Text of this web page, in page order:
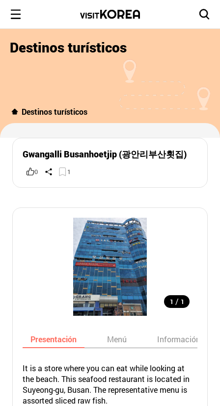
Destinos turísticos
Destinos turísticos
Gwangalli Busanhoetjip (광안리부산횟집)
0 1
1 / 1
Presentación Menú Información
It is a store where you can eat while looking at
the beach. This seafood restaurant is located in
Suyeong-gu, Busan. The representative menu is
assorted sliced raw fish.